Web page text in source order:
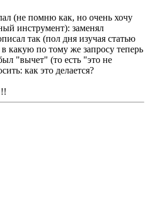
(не помню как, но очень хочу
инструмент): заменял
так (пол дня изучая статью
какую по тому же запросу теперь
"вычет" (то есть "это не
как это делается?